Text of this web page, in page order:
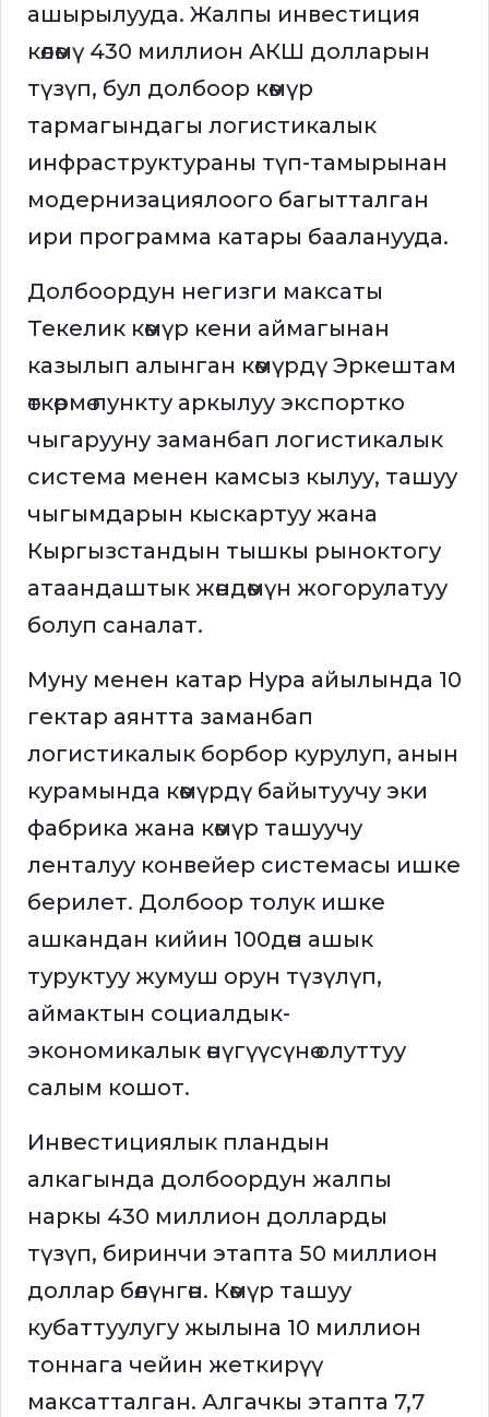
ашырылууда. Жалпы инвестиция
көлөмү 430 миллион АКШ долларын
түзүп, бул долбоор көмүр
тармагындагы логистикалык
инфраструктураны түп-тамырынан
модернизациялоого багытталган
ири программа катары бааланууда.
Долбоордун негизги максаты
Текелик көмүр кени аймагынан
казылып алынган көмүрдү Эркештам
өткөрмө пункту аркылуу экспортко
чыгарууну заманбап логистикалык
система менен камсыз кылуу, ташуу
чыгымдарын кыскартуу жана
Кыргызстандын тышкы рыноктогу
атаандаштык жөндөмүн жогорулатуу
болуп саналат.
Муну менен катар Нура айылында 10
гектар аянтта заманбап
логистикалык борбор курулуп, анын
курамында көмүрдү байытуучу эки
фабрика жана көмүр ташуучу
ленталуу конвейер системасы ишке
берилет. Долбоор толук ишке
ашкандан кийин 100дөн ашык
туруктуу жумуш орун түзүлүп,
аймактын социалдык-
экономикалык өнүгүүсүнө олуттуу
салым кошот.
Инвестициялык пландын
алкагында долбоордун жалпы
наркы 430 миллион долларды
түзүп, биринчи этапта 50 миллион
доллар бөлүнгөн. Көмүр ташуу
кубаттуулугу жылына 10 миллион
тоннага чейин жеткирүү
максатталган. Алгачкы этапта 7,7